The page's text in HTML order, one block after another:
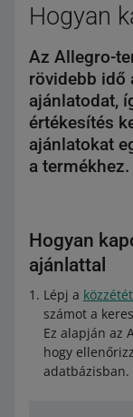
meg többet .
meg,hogyan
Ha a
annak
Hogyan
Az Allegro-
rövidebb idő
ajánlatodat,
értékesítés
ajánlatokat
a termékhez.
Hogyan
ajánlattal
Lépj a
számot a
Ez alapján az
hogy
adatbázisban.